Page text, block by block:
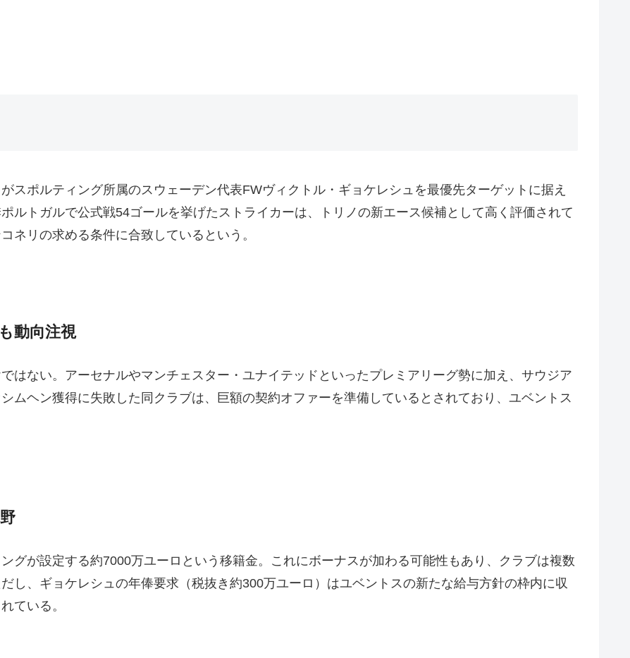
スポルティング所属のスウェーデン代表FWヴィクトル・ギョケレシュを最優先ターゲットに据え
ルトガルで公式戦54ゴールを挙げたストライカーは、トリノの新エース候補として高く評価されて
ネリの求める条件に合致しているという。
動向注視
はない。アーセナルやマンチェスター・ユナイテッドといったプレミアリーグ勢に加え、サウジア
ムヘン獲得に失敗した同クラブは、巨額の契約オファーを準備しているとされており、ユベントス
グが設定する約7000万ユーロという移籍金。これにボーナスが加わる可能性もあり、クラブは複数
し、ギョケレシュの年俸要求（税抜き約300万ユーロ）はユベントスの新たな給与方針の枠内に収
ている。